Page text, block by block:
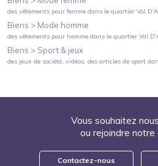
des vêtements pour femme dans le quartierVal
Biens > Mode homme
des vêtements pour homme dans le quartierVal
Biens > Sport & jeux
des jeux de société, vidéos, des articles de sport
Vous souhaitez
ou rejoindre notre
Contactez-nous